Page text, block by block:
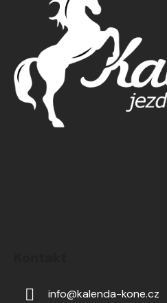
info@kalenda-kone.cz